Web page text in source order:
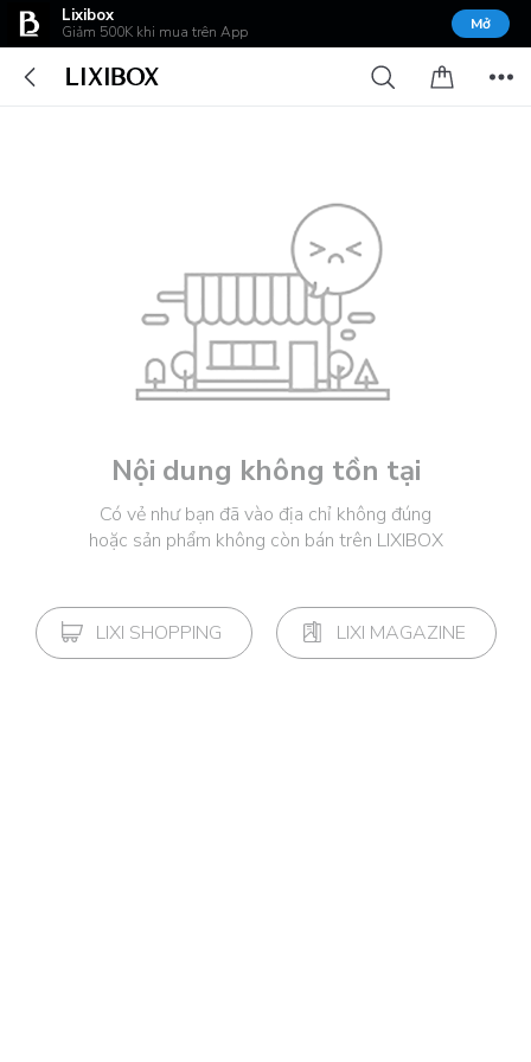
Lixibox
Giảm 500K khi mua trên App Mở
Nội dung không tồn tại
Có vẻ như bạn đã vào địa chỉ không đúng
hoặc sản phẩm không còn bán trên LIXIBOX
LIXI SHOPPING LIXI MAGAZINE